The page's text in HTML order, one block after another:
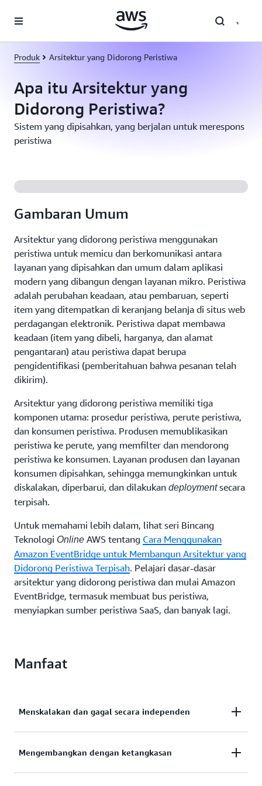
Produk Arsitektur yang Didorong Peristiwa
Apa itu Arsitektur yang
Didorong Peristiwa?
Sistem yang dipisahkan, yang berjalan untuk merespons
peristiwa
Gambaran Umum
Arsitektur yang didorong peristiwa menggunakan
peristiwa untuk memicu dan berkomunikasi antara
layanan yang dipisahkan dan umum dalam aplikasi
modern yang dibangun dengan layanan mikro. Peristiwa
adalah perubahan keadaan, atau pembaruan, seperti
item yang ditempatkan di keranjang belanja di situs web
perdagangan elektronik. Peristiwa dapat membawa
keadaan (item yang dibeli, harganya, dan alamat
pengantaran) atau peristiwa dapat berupa
pengidentifikasi (pemberitahuan bahwa pesanan telah
dikirim).
Arsitektur yang didorong peristiwa memiliki tiga
komponen utama: prosedur peristiwa, perute peristiwa,
dan konsumen peristiwa. Produsen memublikasikan
peristiwa ke perute, yang memfilter dan mendorong
peristiwa ke konsumen. Layanan produsen dan layanan
konsumen dipisahkan, sehingga memungkinkan untuk
diskalakan, diperbarui, dan dilakukan deploymentsecara
terpisah.
Untuk memahami lebih dalam, lihat seri Bincang
Teknologi Online AWS tentang Cara Menggunakan
Amazon EventBridge untuk Membangun Arsitektur yang
Didorong Peristiwa Terpisah. Pelajari dasar-dasar
arsitektur yang didorong peristiwa dan mulai Amazon
EventBridge, termasuk membuat bus peristiwa,
menyiapkan sumber peristiwa SaaS, dan banyak lagi.
Manfaat
Menskalakan dan gagal secara independen
Dengan memisahkan layanan Anda, layanan
Mengembangkan dengan ketangkasan